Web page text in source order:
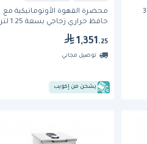
ماكينة تحضير القهوة 3TEMP
محضّرة القهوة الأوتوماتيكية مع
حافظ حراري زجاجي بسعة 1.25 لتر
1,351.25
توصيل مجاني
يشحن من إكويب